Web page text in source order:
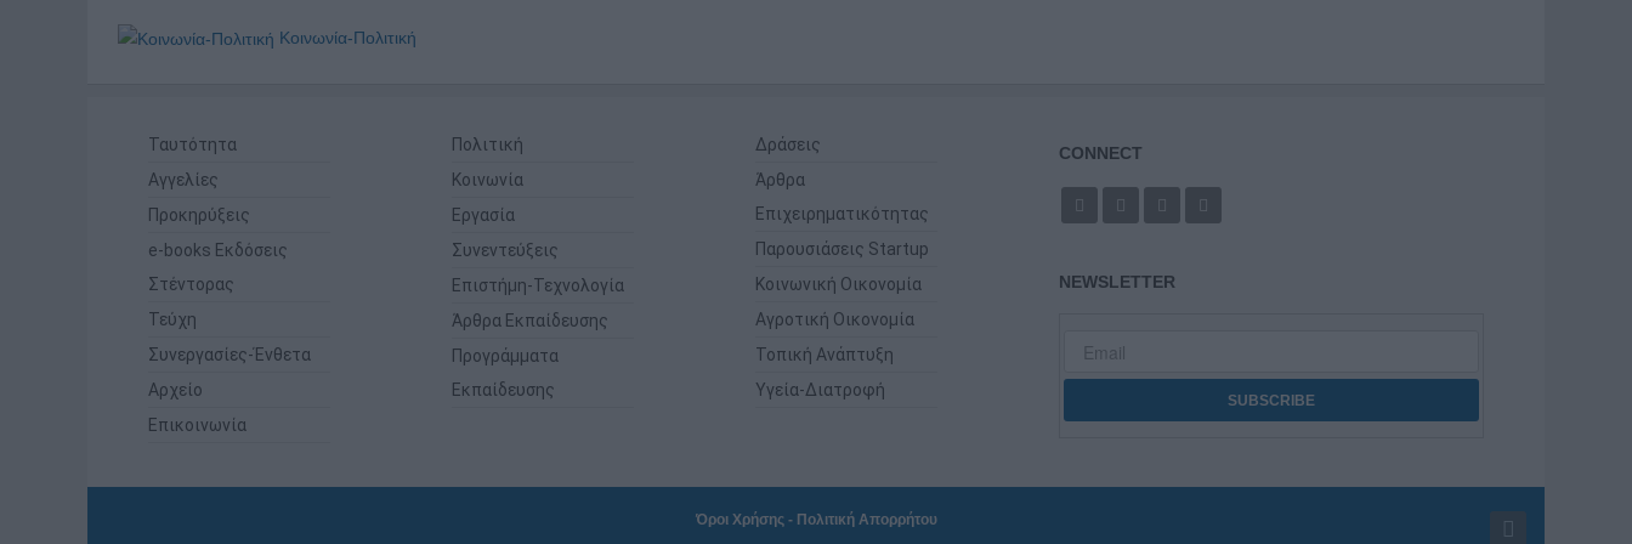
Κοινωνία-Πολιτική
Ταυτότητα
Αγγελίες
Προκηρύξεις
e-books Εκδόσεις
Στέντορας
Τεύχη
Συνεργασίες-Ένθετα
Αρχείο
Επικοινωνία
Πολιτική
Κοινωνία
Εργασία
Συνεντεύξεις
Επιστήμη-Τεχνολογία
Άρθρα Εκπαίδευσης
Προγράμματα
Εκπαίδευσης
Δράσεις
Άρθρα
Επιχειρηματικότητας
Παρουσιάσεις Startup
Κοινωνική Οικονομία
Αγροτική Οικονομία
Τοπική Ανάπτυξη
Υγεία-Διατροφή
CONNECT
NEWSLETTER
Όροι Χρήσης- Πολιτική Απορρήτου